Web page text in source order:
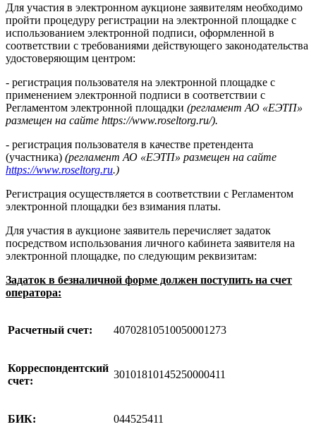
Для участия в электронном аукционе заявителям необходимо
пройти процедуру регистрации на электронной площадке с
использованием электронной подписи, оформленной в
соответствии с требованиями действующего законодательства
удостоверяющим центром:
- регистрация пользователя на электронной площадке с
применением электронной подписи в соответствии с
Регламентом электронной площадки (регламент АО «ЕЭТП»
размещен на сайте https://www.roseltorg.ru/).
- регистрация пользователя в качестве претендента
(участника) (регламент АО «ЕЭТП» размещен на сайте
https://www.roseltorg.ru.)
Регистрация осуществляется в соответствии с Регламентом
электронной площадки без взимания платы.
Для участия в аукционе заявитель перечисляет задаток
посредством использования личного кабинета заявителя на
электронной площадке, по следующим реквизитам:
Задаток в безналичной форме должен поступить на счет
оператора:
Расчетный счет: 40702810510050001273
Корреспондентский
счет:
30101810145250000411
БИК: 044525411